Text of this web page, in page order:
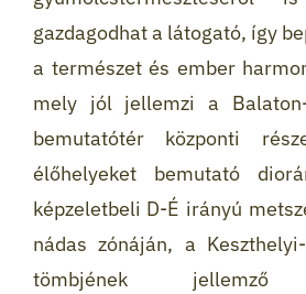
gazdagodhat a látogató, így
a természet és ember
mely jól jellemzi a
bemutatótér központi
élőhelyeket bemutató
képzeletbeli D-É irányú
nádas zónáján, a
tömbjének jellemző